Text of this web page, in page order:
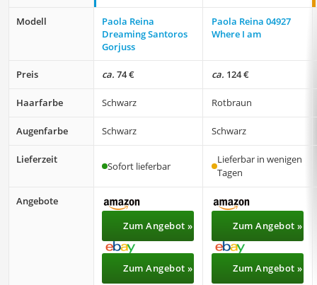
Modell
Paola Reina
Dreaming Santoros
Gorjuss
Paola Reina 04927
Where I am
Preis ca. 74 € ca. 124 €
Haarfarbe Schwarz Rotbraun
Augenfarbe Schwarz Schwarz
Lieferzeit
Sofort lieferbar
Lieferbar in wenigen
Tagen
Angebote
Zum Angebot »
Zum Angebot »
Zum Angebot »
Zum Angebot »